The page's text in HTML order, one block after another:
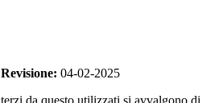
Revisione: 04-02-2025
da questo utilizzati si avvalgono di